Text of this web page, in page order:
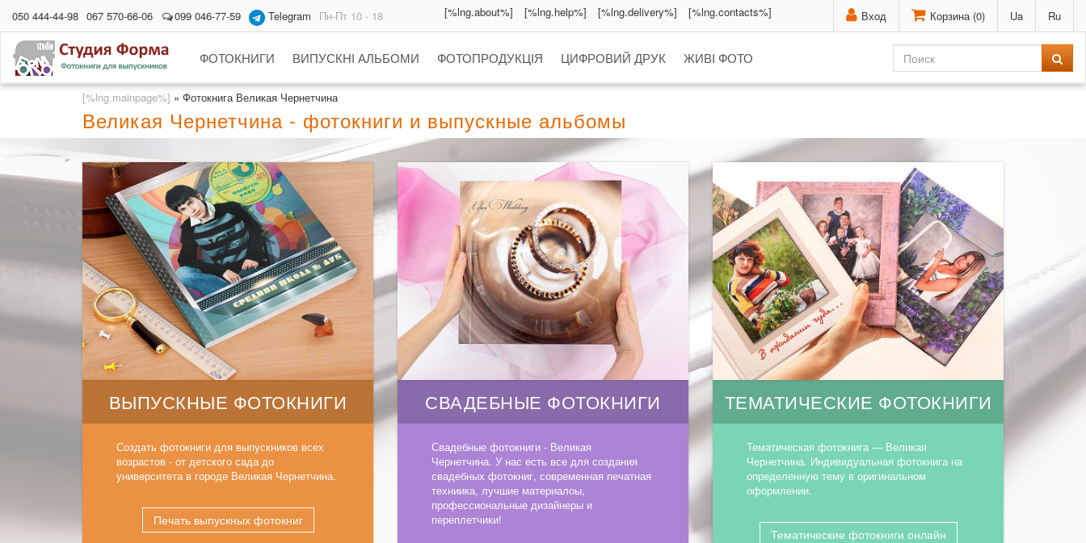
Вход Корзина (0) Ua Ru
050 444-44-98 067 570-66-06 099 046-77-59 Telegram Пн-Пт 10 - 18 [%lng.about%] [%lng.help%] [%lng.delivery%] [%lng.contacts%]
ФОТОКНИГИ ВИПУСКНІ АЛЬБОМИ ФОТОПРОДУКЦІЯ ЦИФРОВИЙ ДРУК ЖИВІ ФОТО
[%lng.mainpage%] » Фотокнига Великая Чернетчина
Великая Чернетчина - фотокниги и выпускные альбомы
ВЫПУСКНЫЕ ФОТОКНИГИ
Создать фотокниги для выпускников всех
возрастов - от детского сада до
университета в городе Великая Чернетчина.
Печать выпускных фотокниг
СВАДЕБНЫЕ ФОТОКНИГИ
Свадебные фотокниги - Великая
Чернетчина. У нас есть все для создания
свадебных фотокниг, современная печатная
техниика, лучшие материалоы,
профессиональные дизайнеры и
переплетчики!
ТЕМАТИЧЕСКИЕ ФОТОКНИГИ
Тематическая фотокнига — Великая
Чернетчина. Индивидуальная фотокнига на
определенную тему в оригинальном
оформлении.
Тематические фотокниги онлайн